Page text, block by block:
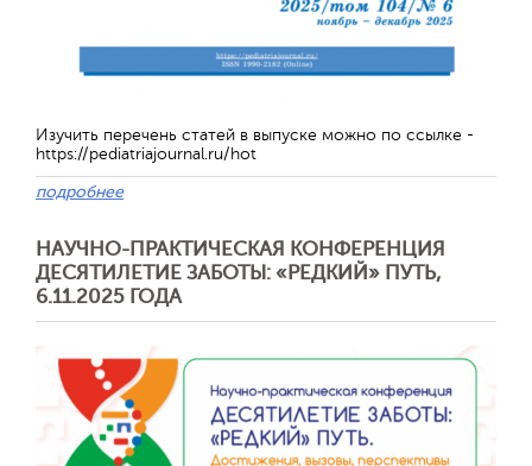
Изучить перечень статей в выпуске можно по ссылке -
https://pediatriajournal.ru/hot
подробнее
НАУЧНО-ПРАКТИЧЕСКАЯ КОНФЕРЕНЦИЯ
ДЕСЯТИЛЕТИЕ ЗАБОТЫ: «РЕДКИЙ» ПУТЬ,
6.11.2025 ГОДА
Обратная